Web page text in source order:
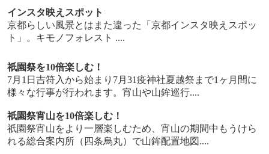
インスタ映えスポット
京都らしい風景とはまた違った「京都インスタ映えスポッ
ト」。キモノフォレスト ....
祇園祭を10倍楽しむ！
7月1日吉符入から始まり7月31疫神社夏越祭まで1ヶ月間に
様々な行事が行われます。宵山や山鉾巡行....
祇園祭宵山を10倍楽しむ！
祇園祭宵山をより一層楽しむため、宵山の期間中もうけら
れる総合案内所（四条烏丸）で山鉾配置地図....